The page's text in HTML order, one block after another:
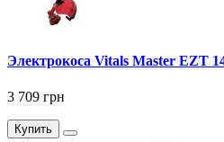
Электрокоса Vitals Master EZT
3 709 грн
Купить